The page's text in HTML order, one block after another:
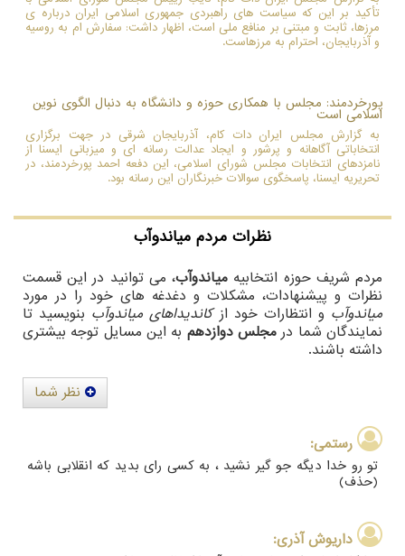
تأکید بر این که سیاست های راهبردی جمهوری اسلامی ایران درباره ی
مرزها، ثابت و مبتنی بر منافع ملی است، اظهار داشت: سفارش ام به روسیه
و آذربایجان، احترام به مرزهاست.
پورخردمند: مجلس با همکاری حوزه و دانشگاه به دنبال الگوی نوین
اسلامی است
به گزارش مجلس ایران دات کام، آذربایجان شرقی در جهت برگزاری
انتخاباتی آگاهانه و پرشور و ایجاد عدالت رسانه ای و میزبانی ایسنا از
نامزدهای انتخابات مجلس شورای اسلامی، این دفعه احمد پورخردمند، در
تحریریه ایسنا، پاسخگوی سوالات خبرنگاران این رسانه بود.
نظرات مردم میاندوآب
مردم شریف حوزه انتخابیه میاندوآب، می توانید در این قسمت
نظرات و پیشنهادات، مشکلات و دغدغه های خود را در مورد
میاندوآب و انتظارات خود ازکاندیداهای میاندوآب بنویسید تا
نمایندگان شما در مجلس دوازدهم به این مسایل توجه بیشتری
داشته باشند.
نظر شما
رستمی:
تو رو خدا دیگه جو گیر نشید ، به کسی رای بدید که انقلابی باشه
(حذف)
داریوش آذری: